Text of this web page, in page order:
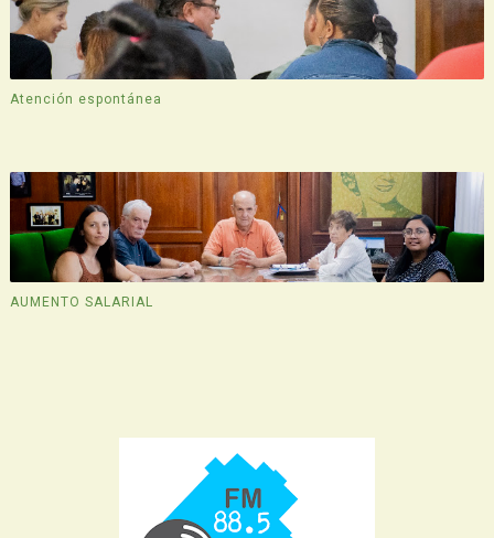
Atención espontánea
AUMENTO SALARIAL